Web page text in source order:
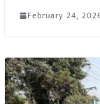
February 24,